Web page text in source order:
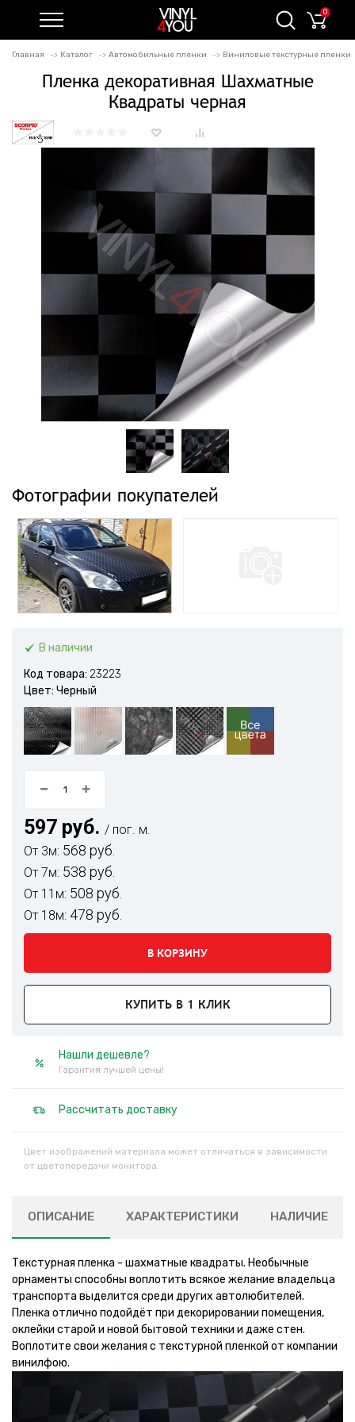
0
Главная Каталог Автомобильные пленки Виниловые текстурные пленки
Пленка декоративная Шахматные
Квадраты черная
Фотографии покупателей
В наличии
Код товара: 23223
Цвет: Черный
597 руб. / пог. м.
От 3м: 568 руб.
От 7м: 538 руб.
От 11м: 508 руб.
От 18м: 478 руб.
В КОРЗИНУ
КУПИТЬ В 1 КЛИК
Нашли дешевле?
Гарантия лучшей цены!
Рассчитать доставку
Цвет изображений материала может отличаться в зависимости
от цветопередачи монитора.
ОПИСАНИЕ ХАРАКТЕРИСТИКИ НАЛИЧИЕ
Текстурная пленка - шахматные квадраты. Необычные
орнаменты способны воплотить всякое желание владельца
транспорта выделится среди других автолюбителей.
Пленка отлично подойдёт при декорировании помещения,
оклейки старой и новой бытовой техники и даже стен.
Воплотите свои желания с текстурной пленкой от компании
винилфою.